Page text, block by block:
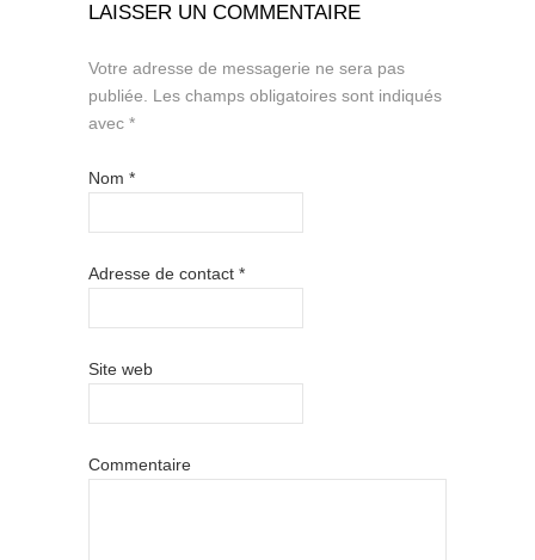
LAISSER UN COMMENTAIRE
Votre adresse de messagerie ne sera pas
publiée. Les champs obligatoires sont indiqués
avec *
Nom *
Adresse de contact *
Site web
Commentaire